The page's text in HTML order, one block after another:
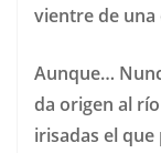
vientre de una
Aunque…
da origen al
irisadas el